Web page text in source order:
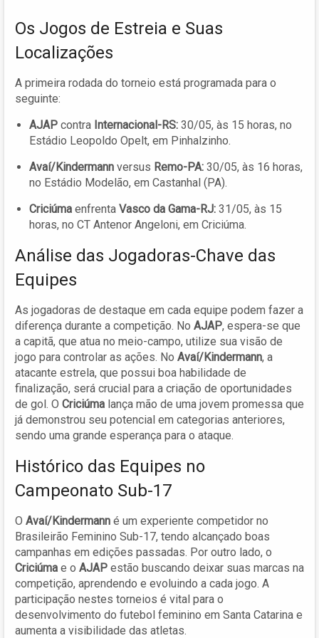
Os Jogos de Estreia e Suas
Localizações
A primeira rodada do torneio está programada para o
seguinte:
AJAP contra Internacional-RS: 30/05, às 15 horas, no
Estádio Leopoldo Opelt, em Pinhalzinho.
Avaí/Kindermann versus Remo-PA: 30/05, às 16 horas,
no Estádio Modelão, em Castanhal (PA).
Criciúma enfrenta Vasco da Gama-RJ: 31/05, às 15
horas, no CT Antenor Angeloni, em Criciúma.
Análise das Jogadoras-Chave das
Equipes
As jogadoras de destaque em cada equipe podem fazer a
diferença durante a competição. No AJAP, espera-se que
a capitã, que atua no meio-campo, utilize sua visão de
jogo para controlar as ações. No Avaí/Kindermann, a
atacante estrela, que possui boa habilidade de
finalização, será crucial para a criação de oportunidades
de gol. O Criciúma lança mão de uma jovem promessa que
já demonstrou seu potencial em categorias anteriores,
sendo uma grande esperança para o ataque.
Histórico das Equipes no
Campeonato Sub-17
O Avaí/Kindermann é um experiente competidor no
Brasileirão Feminino Sub-17, tendo alcançado boas
campanhas em edições passadas. Por outro lado, o
Criciúma e o AJAP estão buscando deixar suas marcas na
competição, aprendendo e evoluindo a cada jogo. A
participação nestes torneios é vital para o
desenvolvimento do futebol feminino em Santa Catarina e
aumenta a visibilidade das atletas.